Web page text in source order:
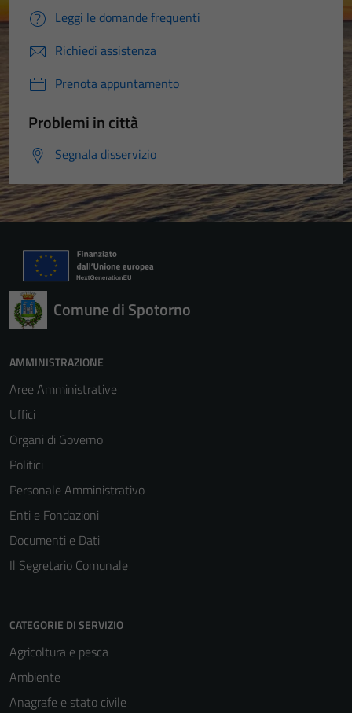
Leggi le domande frequenti
Richiedi assistenza
Prenota appuntamento
Problemi in città
Segnala disservizio
Comune di Spotorno
AMMINISTRAZIONE
Aree Amministrative
Uffici
Organi di Governo
Politici
Personale Amministrativo
Enti e Fondazioni
Documenti e Dati
Il Segretario Comunale
CATEGORIE DI SERVIZIO
Agricoltura e pesca
Ambiente
Anagrafe e stato civile